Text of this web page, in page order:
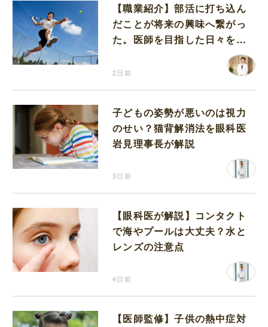
【職業紹介】部活に打ち込ん
だことが将来の興味へ繋がっ
た。医師を目指した日々を振
2日前
子どもの姿勢が悪いのは視力
のせい？猫背解消法を眼科医
岩見理事長が解説
3日前
【眼科医が解説】コンタクト
で海やプールは大丈夫？水と
レンズの注意点
4日前
【医師監修】子供の熱中症対